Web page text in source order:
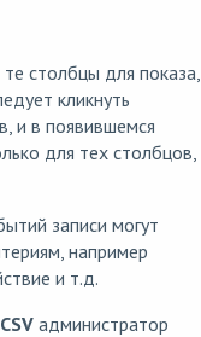
столбцы для показа,
кликнуть
и в появившемся
для тех столбцов,
записи могут
например
и т.д.
администратор